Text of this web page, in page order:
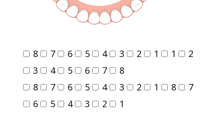
8 7 6 5 4 3 2 1 1
2
3
4 5 6 7
8
8
7 6 5 4 3 2 1 8
7
6
5 4 3 2
1